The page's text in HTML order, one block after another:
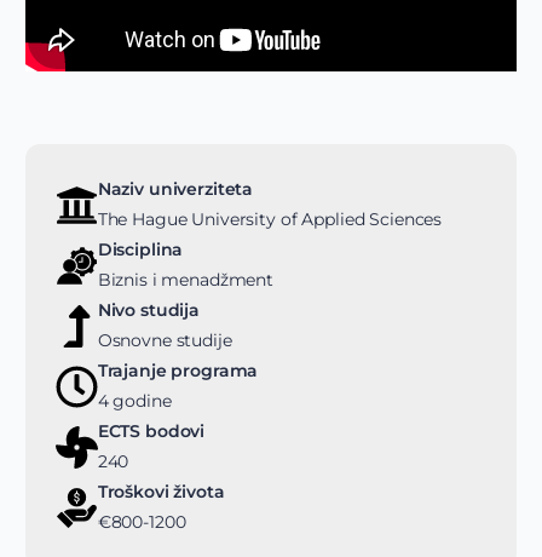
Naziv univerziteta
The Hague University of Applied Sciences
Disciplina
Biznis i menadžment
Nivo studija
Osnovne studije
Trajanje programa
4 godine
ECTS bodovi
240
Troškovi života
€800-1200